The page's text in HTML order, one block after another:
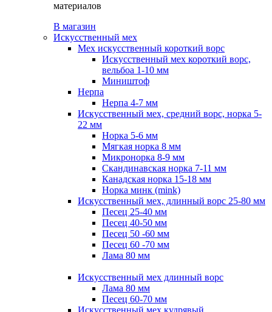
материалов
В магазин
Искусственный мех
Мех искусственный короткий ворс
Искусственный мех короткий ворс,
вельбоа 1-10 мм
Миништоф
Нерпа
Нерпа 4-7 мм
Искусственный мех, средний ворс, норка 5-
22 мм
Норка 5-6 мм
Мягкая норка 8 мм
Микронорка 8-9 мм
Скандинавская норка 7-11 мм
Канадская норка 15-18 мм
Норка минк (mink)
Искусственный мех, длинный ворс 25-80 мм
Песец 25-40 мм
Песец 40-50 мм
Песец 50 -60 мм
Песец 60 -70 мм
Лама 80 мм
Искусственный мех длинный ворс
Лама 80 мм
Песец 60-70 мм